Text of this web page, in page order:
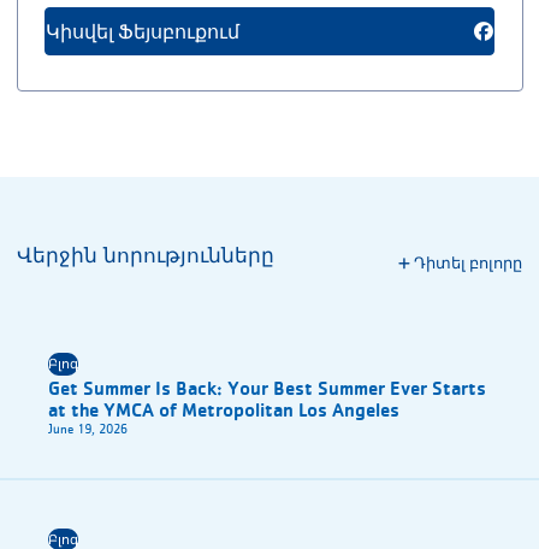
Կիսվել Ֆեյսբուքում
Վերջին նորությունները Դիտել բոլորը
Բլոգ
Get Summer Is Back: Your Best Summer Ever Starts
at the YMCA of Metropolitan Los Angeles
June 19, 2026
Բլոգ